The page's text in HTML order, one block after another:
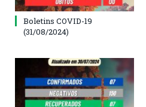
Boletins COVID-19
(31/08/2024)